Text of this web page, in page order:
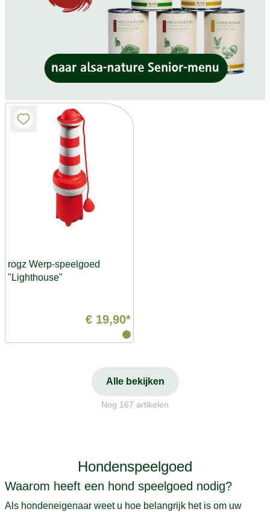
rogz Werp-speelgoed
"Lighthouse"
€ 19,90*
Alle bekijken
Nog 167 artikelen
Hondenspeelgoed
Waarom heeft een hond speelgoed nodig?
Als hondeneigenaar weet u hoe belangrijk het is om uw